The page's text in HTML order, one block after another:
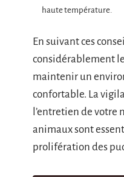
haute température.
En suivant ces
considérablement
maintenir un
confortable. La
l’entretien de votre
animaux sont
prolifération des